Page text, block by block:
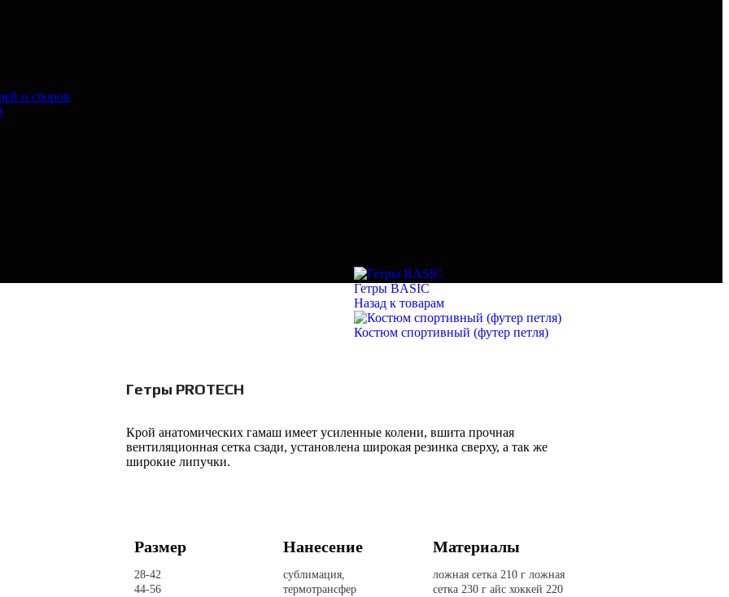
и сборов
Гетры BASIC
Назад к товарам
Костюм спортивный (футер петля)
Гетры PROTECH
Крой анатомических гамаш имеет усиленные колени, вшита прочная
вентиляционная сетка сзади, установлена широкая резинка сверху, а так же
широкие липучки.
Размер
28-42
44-56
Нанесение
сублимация,
термотрансфер
Материалы
ложная сетка 210 г ложная
сетка 230 г айс хоккей 220